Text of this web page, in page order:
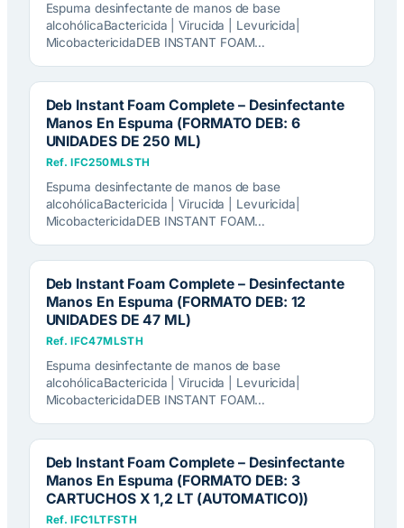
Espuma desinfectante de manos de base
alcohólicaBactericida | Virucida | Levuricida|
MicobactericidaDEB INSTANT FOAM…
Deb Instant Foam Complete – Desinfectante
Manos En Espuma (FORMATO DEB: 6
UNIDADES DE 250 ML)
Ref. IFC250MLSTH
Espuma desinfectante de manos de base
alcohólicaBactericida | Virucida | Levuricida|
MicobactericidaDEB INSTANT FOAM…
Deb Instant Foam Complete – Desinfectante
Manos En Espuma (FORMATO DEB: 12
UNIDADES DE 47 ML)
Ref. IFC47MLSTH
Espuma desinfectante de manos de base
alcohólicaBactericida | Virucida | Levuricida|
MicobactericidaDEB INSTANT FOAM…
Deb Instant Foam Complete – Desinfectante
Manos En Espuma (FORMATO DEB: 3
CARTUCHOS X 1,2 LT (AUTOMATICO))
Ref. IFC1LTFSTH